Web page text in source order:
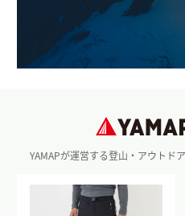
YAMAPが運営する登山・アウトド